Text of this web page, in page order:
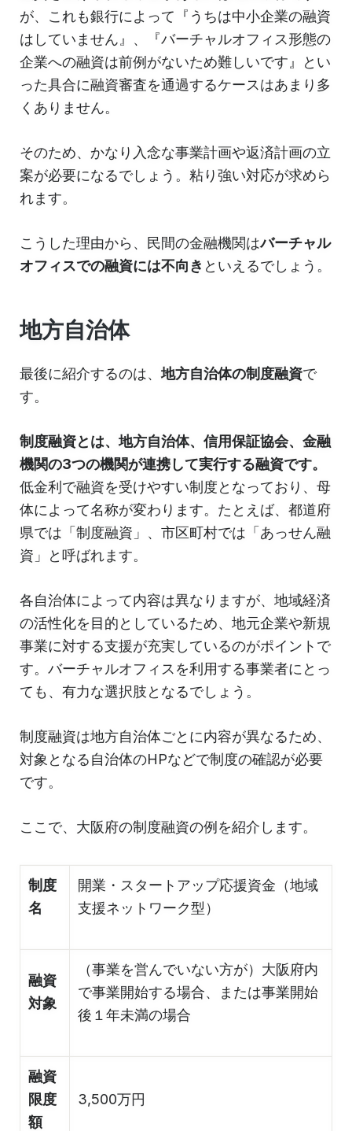
が、これも銀行によって『うちは中小企業の融資
はしていません』、『バーチャルオフィス形態の
企業への融資は前例がないため難しいです』とい
った具合に融資審査を通過するケースはあまり多
くありません。
そのため、かなり入念な事業計画や返済計画の立
案が必要になるでしょう。粘り強い対応が求めら
れます。
こうした理由から、民間の金融機関はバーチャル
オフィスでの融資には不向き といえるでしょう。
地方自治体
最後に紹介するのは、地方自治体の制度融資で
す。
制度融資とは、地方自治体、信用保証協会、金融
機関の3つの機関が連携して実行する融資です。
低金利で融資を受けやすい制度となっており、母
体によって名称が変わります。たとえば、都道府
県では「制度融資」、市区町村では「あっせん融
資」と呼ばれます。
各自治体によって内容は異なりますが、地域経済
の活性化を目的としているため、地元企業や新規
事業に対する支援が充実しているのがポイントで
す。バーチャルオフィスを利用する事業者にとっ
ても、有力な選択肢となるでしょう。
制度融資は地方自治体ごとに内容が異なるため、
対象となる自治体のHPなどで制度の確認が必要
です。
ここで、大阪府の制度融資の例を紹介します。
制度
名
開業・スタートアップ応援資金（地域
支援ネットワーク型）
融資
対象
（事業を営んでいない方が）大阪府内
で事業開始する場合、または事業開始
後１年未満の場合
融資
限度
額
3,500万円